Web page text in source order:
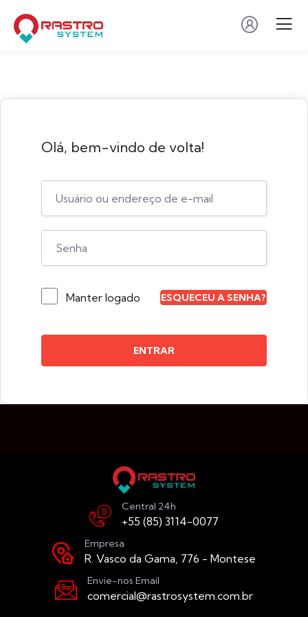
Olá, bem-vindo de volta!
Manter logado ESQUECEU A SENHA?
ENTRAR
Central 24h
+55 (85) 3114-0077
Empresa
R. Vasco da Gama, 776 - Montese
Envie-nos Email
comercial@rastrosystem.com.br